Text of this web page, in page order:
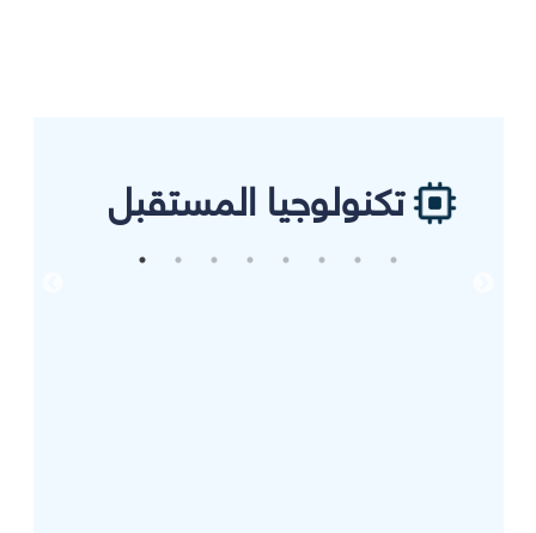
تكنولوجيا المستقبل